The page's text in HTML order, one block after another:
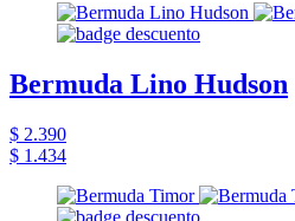
Bermuda Lino Hudson
$ 2.390
$ 1.434